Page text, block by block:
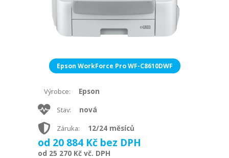
Epson WorkForce Pro WF-C8610DWF
Výrobce: Epson
Stav: nová
Záruka: 12/24 měsíců
od 20 884 Kč bez DPH
od 25 270 Kč vč. DPH